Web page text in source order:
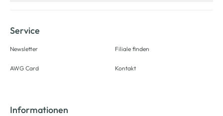
Service
Newsletter
AWG Card
Filiale finden
Kontakt
Informationen